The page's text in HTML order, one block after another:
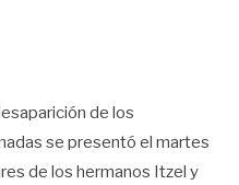
de los
se presentó el martes
de los hermanos Itzel y